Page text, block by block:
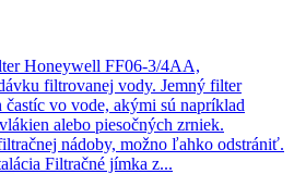
Honeywell FF06-3/4AA,
filtrovanej vody. Jemný filter
vo vode, akými sú napríklad
alebo piesočných zrniek.
nádoby, možno ľahko odstrániť.
Filtračné jímka z...